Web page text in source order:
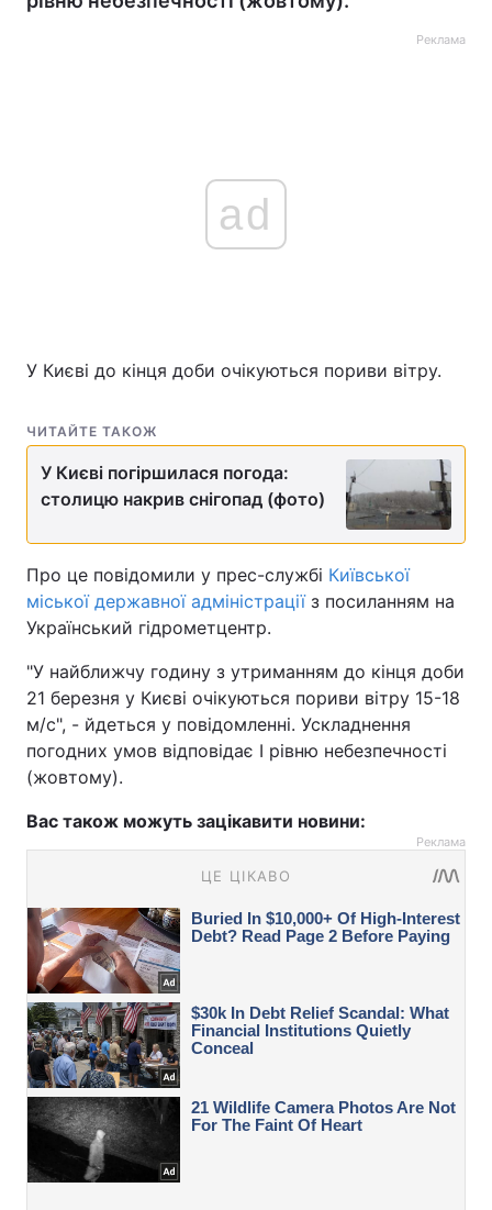
Реклама
ad
У Києві до кінця доби очікуються пориви вітру.
ЧИТАЙТЕ ТАКОЖ
У Києві погіршилася погода:
столицю накрив снігопад (фото)
Про це повідомили у прес-службі Київської
міської державної адміністраціїз посиланням на
Український гідрометцентр.
"У найближчу годину з утриманням до кінця доби
21 березня у Києві очікуються пориви вітру 15-18
м/с", - йдеться у повідомленні. Ускладнення
погодних умов відповідає I рівню небезпечності
(жовтому).
Вас також можуть зацікавити новини:
Реклама